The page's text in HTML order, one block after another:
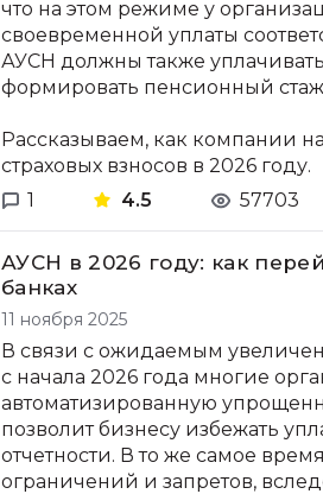
что на этом режиме у
своевременной уплаты
АУСН должны также
формировать пенсионный
Рассказываем, как компании
страховых взносов в 2026 году.
1
4.5 57703
АУСН в 2026 году: как
банках
11 ноября 2025
В связи с ожидаемым
с начала 2026 года многие
автоматизированную
позволит бизнесу избежать
отчетности. В то же самое
ограничений и запретов,